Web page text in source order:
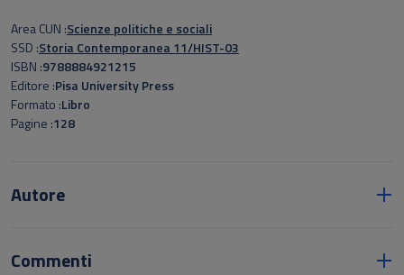
Area CUN Scienze politiche e sociali
SSD Storia Contemporanea 11/HIST-03
ISBN 9788884921215
Editore Pisa University Press
Formato Libro
Pagine 128
Autore
Commenti